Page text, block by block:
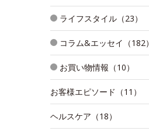
ライフスタイル（23）
コラム&エッセイ（182）
お買い物情報（10）
お客様エピソード（11）
ヘルスケア（18）